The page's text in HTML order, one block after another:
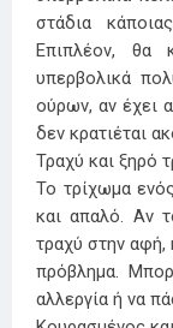
στάδια
Επιπλέον, θα
υπερβολικά
ούρων, αν έχει
δεν κρατιέται
Τραχύ και ξηρό
Το τρίχωμα
και απαλό. Αν
τραχύ στην αφή,
πρόβλημα.
αλλεργία ή να